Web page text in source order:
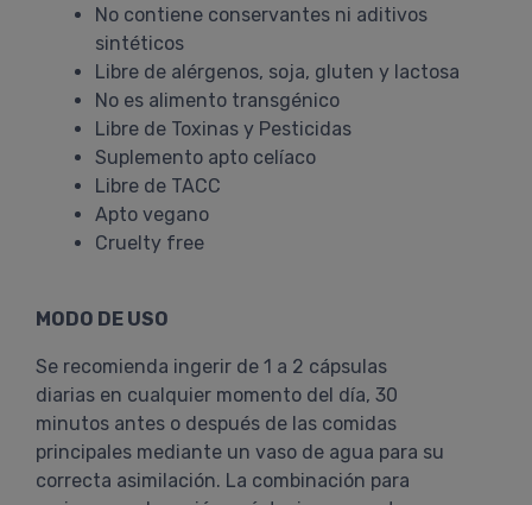
No contiene conservantes ni aditivos
sintéticos
Libre de alérgenos, soja, gluten y lactosa
No es alimento transgénico
Libre de Toxinas y Pesticidas
Suplemento apto celíaco
Libre de TACC
Apto vegano
Cruelty free
MODO DE USO
Se recomienda ingerir de 1 a 2 cápsulas
diarias en cualquier momento del día, 30
minutos antes o después de las comidas
principales mediante un vaso de agua para su
correcta asimilación. La combinación para